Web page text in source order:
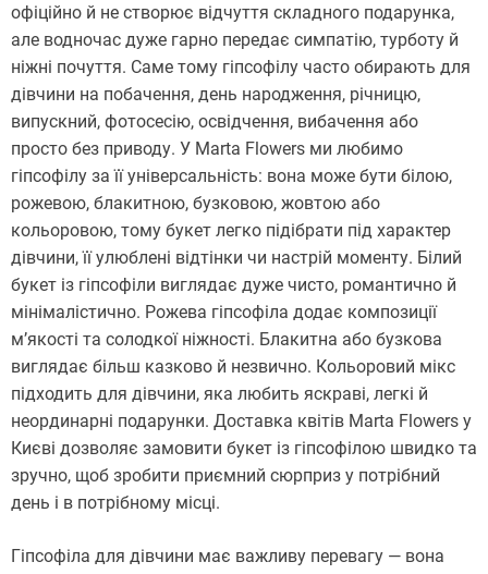
офіційно й не створює відчуття складного подарунка,
але водночас дуже гарно передає симпатію, турботу й
ніжні почуття. Саме тому гіпсофілу часто обирають для
дівчини на побачення, день народження, річницю,
випускний, фотосесію, освідчення, вибачення або
просто без приводу. У Marta Flowers ми любимо
гіпсофілу за її універсальність: вона може бути білою,
рожевою, блакитною, бузковою, жовтою або
кольоровою, тому букет легко підібрати під характер
дівчини, її улюблені відтінки чи настрій моменту. Білий
букет із гіпсофіли виглядає дуже чисто, романтично й
мінімалістично. Рожева гіпсофіла додає композиції
м’якості та солодкої ніжності. Блакитна або бузкова
виглядає більш казково й незвично. Кольоровий мікс
підходить для дівчини, яка любить яскраві, легкі й
неординарні подарунки. Доставка квітів Marta Flowers у
Києві дозволяє замовити букет із гіпсофілою швидко та
зручно, щоб зробити приємний сюрприз у потрібний
день і в потрібному місці.
Гіпсофіла для дівчини має важливу перевагу — вона